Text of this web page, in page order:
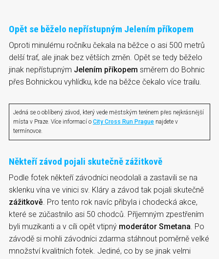
Opět se běželo nepřístupným Jelením příkopem
Oproti minulému ročníku čekala na běžce o asi 500 metrů
delší trať, ale jinak bez větších změn. Opět se tedy běželo
jinak nepřístupným Jelením příkopem směrem do Bohnic
přes Bohnickou vyhlídku, kde na běžce čekalo více trailu.
Jedná se o oblíbený závod, který vede městským terénem přes nejkrásnější
místa v Praze. Více informací o City Cross Run Prague najdete v
termínovce.
Někteří závod pojali skutečně zážitkově
Podle fotek někteří závodníci neodolali a zastavili se na
sklenku vína ve vinici sv. Kláry a závod tak pojali skutečně
zážitkově . Pro tento rok navíc přibyla i chodecká akce,
které se zúčastnilo asi 50 chodců. Příjemným zpestřením
byli muzikanti a v cíli opět vtipný moderátor Smetana . Po
závodě si mohli závodníci zdarma stáhnout poměrně velké
množství kvalitních fotek. Jediné, co by se jinak velmi